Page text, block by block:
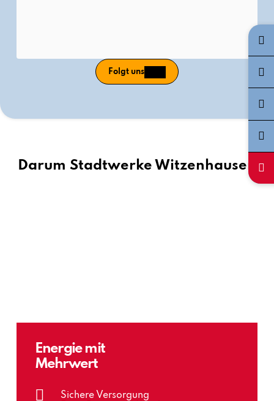
Folgt uns
Darum Stadtwerke Witzenhausen
Energie mit
Mehrwert
Sichere Versorgung